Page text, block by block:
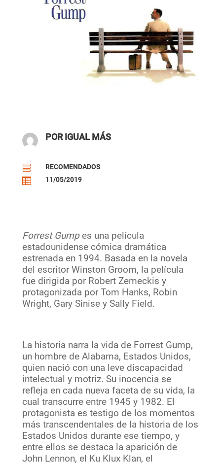
POR IGUAL MÁS
 RECOMENDADOS
 11/05/2019
Forrest Gumpes una película
estadounidense cómica dramática
estrenada en 1994. Basada en la novela
del escritor Winston Groom, la película
fue dirigida por Robert Zemeckis y
protagonizada por Tom Hanks, Robin
Wright, Gary Sinise y Sally Field.
La historia narra la vida de Forrest Gump,
un hombre de Alabama, Estados Unidos,
quien nació con una leve discapacidad
intelectual y motriz. Su inocencia se
refleja en cada nueva faceta de su vida, la
cual transcurre entre 1945 y 1982. El
protagonista es testigo de los momentos
más transcendentales de la historia de los
Estados Unidos durante ese tiempo, y
entre ellos se destaca la aparición de
John Lennon, el Ku Klux Klan, el